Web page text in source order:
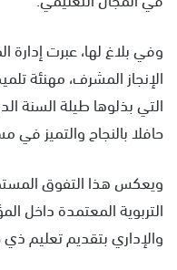
وفي بلاغ لها، عبرت إدارة
الإنجاز المشرف، مهنئة
التي بذلوها طيلة السنة
حافلا بالنجاح والتميز
ويعكس هذا التفوق
التربوية المعتمدة داخل
والإداري بتقديم تعليم